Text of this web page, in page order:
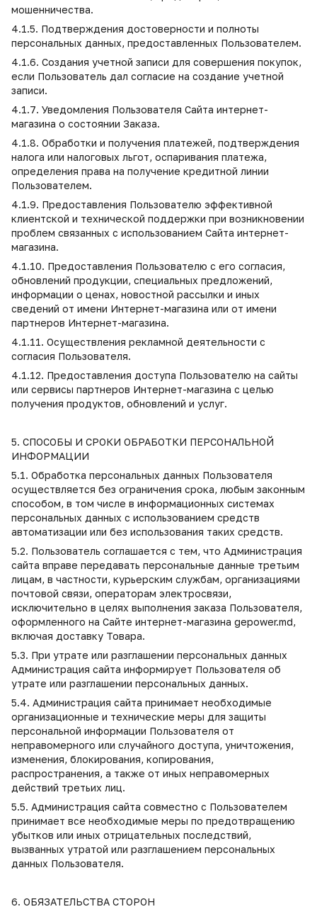
мошенничества.
4.1.5. Подтверждения достоверности и полноты
персональных данных, предоставленных Пользователем.
4.1.6. Создания учетной записи для совершения покупок,
если Пользователь дал согласие на создание учетной
записи.
4.1.7. Уведомления Пользователя Сайта интернет-
магазина о состоянии Заказа.
4.1.8. Обработки и получения платежей, подтверждения
налога или налоговых льгот, оспаривания платежа,
определения права на получение кредитной линии
Пользователем.
4.1.9. Предоставления Пользователю эффективной
клиентской и технической поддержки при возникновении
проблем связанных с использованием Сайта интернет-
магазина.
4.1.10. Предоставления Пользователю с его согласия,
обновлений продукции, специальных предложений,
информации о ценах, новостной рассылки и иных
сведений от имени Интернет-магазина или от имени
партнеров Интернет-магазина.
4.1.11. Осуществления рекламной деятельности с
согласия Пользователя.
4.1.12. Предоставления доступа Пользователю на сайты
или сервисы партнеров Интернет-магазина с целью
получения продуктов, обновлений и услуг.
5. СПОСОБЫ И СРОКИ ОБРАБОТКИ ПЕРСОНАЛЬНОЙ
ИНФОРМАЦИИ
5.1. Обработка персональных данных Пользователя
осуществляется без ограничения срока, любым законным
способом, в том числе в информационных системах
персональных данных с использованием средств
автоматизации или без использования таких средств.
5.2. Пользователь соглашается с тем, что Администрация
сайта вправе передавать персональные данные третьим
лицам, в частности, курьерским службам, организациями
почтовой связи, операторам электросвязи,
исключительно в целях выполнения заказа Пользователя,
оформленного на Сайте интернет-магазина gepower.md,
включая доставку Товара.
5.3. При утрате или разглашении персональных данных
Администрация сайта информирует Пользователя об
утрате или разглашении персональных данных.
5.4. Администрация сайта принимает необходимые
организационные и технические меры для защиты
персональной информации Пользователя от
неправомерного или случайного доступа, уничтожения,
изменения, блокирования, копирования,
распространения, а также от иных неправомерных
действий третьих лиц.
5.5. Администрация сайта совместно с Пользователем
принимает все необходимые меры по предотвращению
убытков или иных отрицательных последствий,
вызванных утратой или разглашением персональных
данных Пользователя.
6. ОБЯЗАТЕЛЬСТВА СТОРОН